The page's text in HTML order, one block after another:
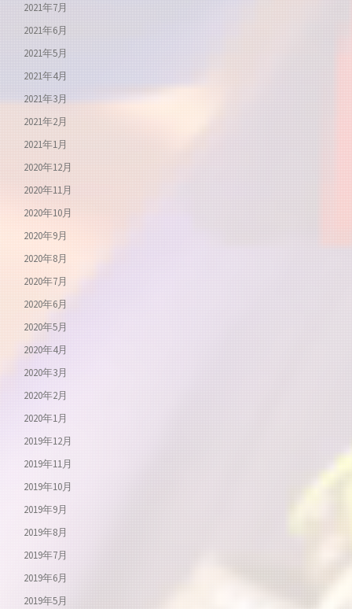
2021年7月
2021年6月
2021年5月
2021年4月
2021年3月
2021年2月
2021年1月
2020年12月
2020年11月
2020年10月
2020年9月
2020年8月
2020年7月
2020年6月
2020年5月
2020年4月
2020年3月
2020年2月
2020年1月
2019年12月
2019年11月
2019年10月
2019年9月
2019年8月
2019年7月
2019年6月
2019年5月